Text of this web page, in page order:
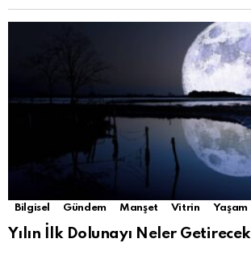
Bilgisel Gündem Manşet Vitrin Yaşam
Yılın İlk Dolunayı Neler Getirecek